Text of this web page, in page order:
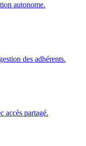
autonome.
des adhérents.
accès partagé.